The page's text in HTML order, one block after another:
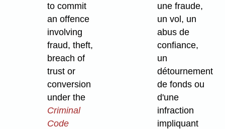
to commit
an offence
involving
fraud, theft,
breach of
trust or
conversion
under the
Criminal
Code
une fraude,
un vol, un
abus de
confiance,
un
détournement
de fonds ou
d'une
infraction
impliquant